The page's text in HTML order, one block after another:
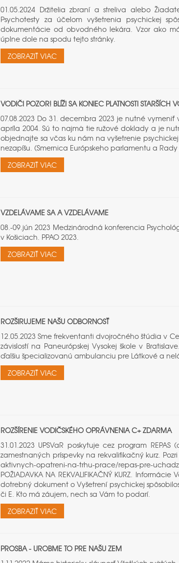
01.05.2024 Držitelia zbraní a streliva alebo
Psychotesty za účelom vyšetrenia psychickej
dokumentácie od obvodného lekára. Vzor ako
úplne dole na spodu tejto stránky.
ZOBRAZIŤ VIAC
VODIČI POZOR! BLÍŽI SA KONIEC PLATNOSTI STARŠÍCH
07.08.2023 Do 31. decembra 2023 je nutné
apríla 2004. Sú to najmä tie ružové doklady a je
objednajte sa včas ku nám na vyšetrenie
nezapíšu. (Smernica Európskeho parlamentu a
ZOBRAZIŤ VIAC
VZDELÁVAME SA A VZDELÁVAME
08.-09.jún 2023 Medzinárodná konferencia
v Košiciach. PPAO 2023.
ZOBRAZIŤ VIAC
ROZŠIRUJEME NAŠU ODBORNOSŤ
12.05.2023 Sme frekventanti dvojročného štúdia v
závislostí na Paneurópskej Vysokej škole v
ďalšiu špecializovanú ambulanciu pre Látkové a
ZOBRAZIŤ VIAC
ROZŠÍRENIE VODIČSKÉHO OPRÁVNENIA C+ ZDARMA
31.01.2023 UPSVaR poskytuje cez program
zamestnaných príspevky na rekvalifikačný kurz.
aktivnych-opatreni-na-trhu-prace/repas-pre-
POŽIADAVKA NA REKVALIFIKAČNÝ KURZ.
dotrebný dokument o Vyšetrení psychickej
či E. Kto má záujem, nech sa Vám to podarí.
ZOBRAZIŤ VIAC
PROSBA - UROBME TO PRE NAŠU ZEM